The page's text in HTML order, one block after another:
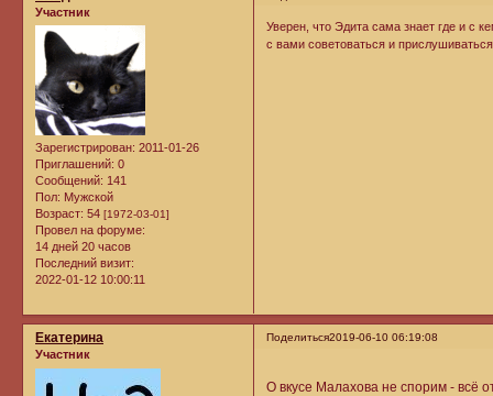
Участник
Зарегистрирован: 2011-01-26
Приглашений: 0
Сообщений: 141
Пол: Мужской
Возраст: 54 [1972-03-01]
Провел на форуме:
14 дней 20 часов
Последний визит:
2022-01-12 10:00:11
Уверен, что Эдита сама знает где и с
с вами советоваться и
Поделиться2019-06-10 06:19:08
Екатерина
Участник
О вкусе Малахова не спорим - всё